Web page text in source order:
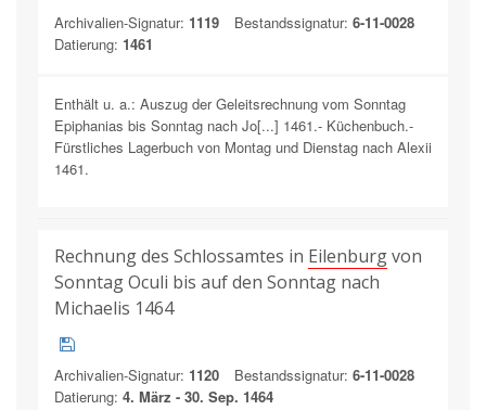
Archivalien-Signatur: 1119 Bestandssignatur: 6-11-0028
Datierung: 1461
Enthält u. a.: Auszug der Geleitsrechnung vom Sonntag
Epiphanias bis Sonntag nach Jo[...] 1461.- Küchenbuch.-
Fürstliches Lagerbuch von Montag und Dienstag nach Alexii
1461.
Rechnung des Schlossamtes in Eilenburgvon
Sonntag Oculi bis auf den Sonntag nach
Michaelis 1464
Archivalien-Signatur: 1120 Bestandssignatur: 6-11-0028
Datierung: 4. März - 30. Sep. 1464